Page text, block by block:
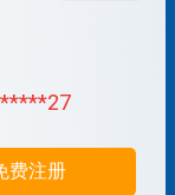
费注册